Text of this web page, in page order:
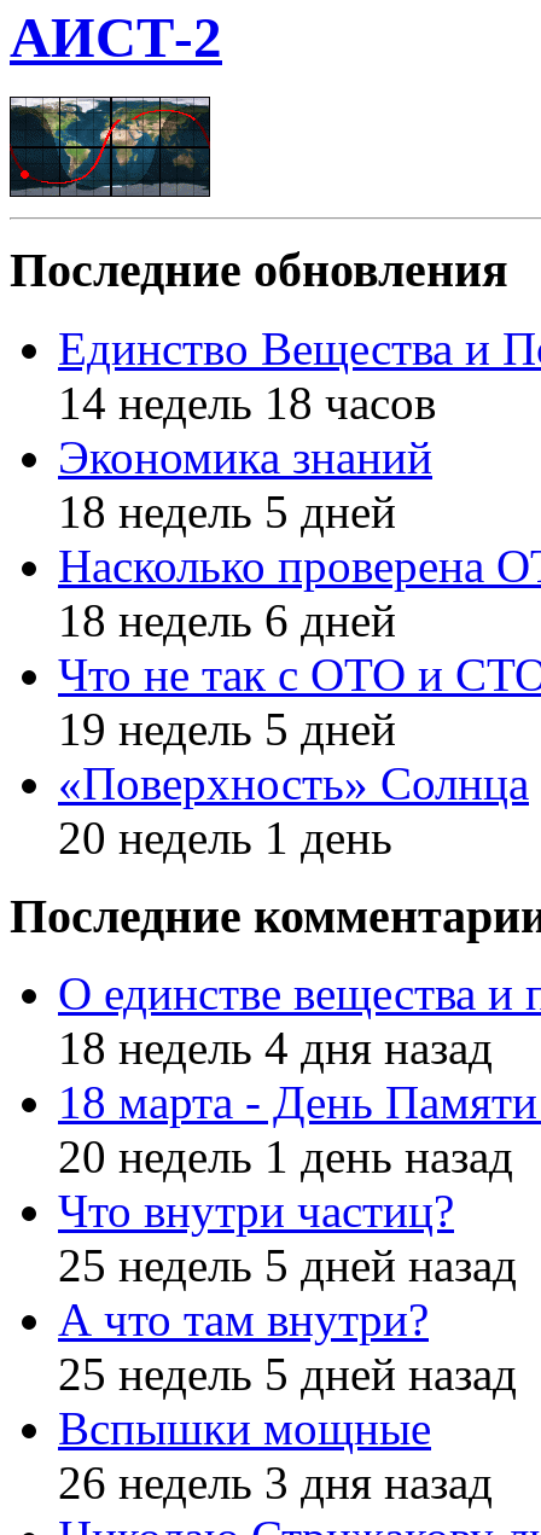
АИСТ-2
Последние обновления
Единство Вещества и
14 недель 18 часов
Экономика знаний
18 недель 5 дней
Насколько проверена
18 недель 6 дней
Что не так с ОТО и
19 недель 5 дней
«Поверхность» Солнца
20 недель 1 день
Последние
О единстве вещества и
18 недель 4 дня назад
18 марта - День
20 недель 1 день назад
Что внутри частиц?
25 недель 5 дней назад
А что там внутри?
25 недель 5 дней назад
Вспышки мощные
26 недель 3 дня назад